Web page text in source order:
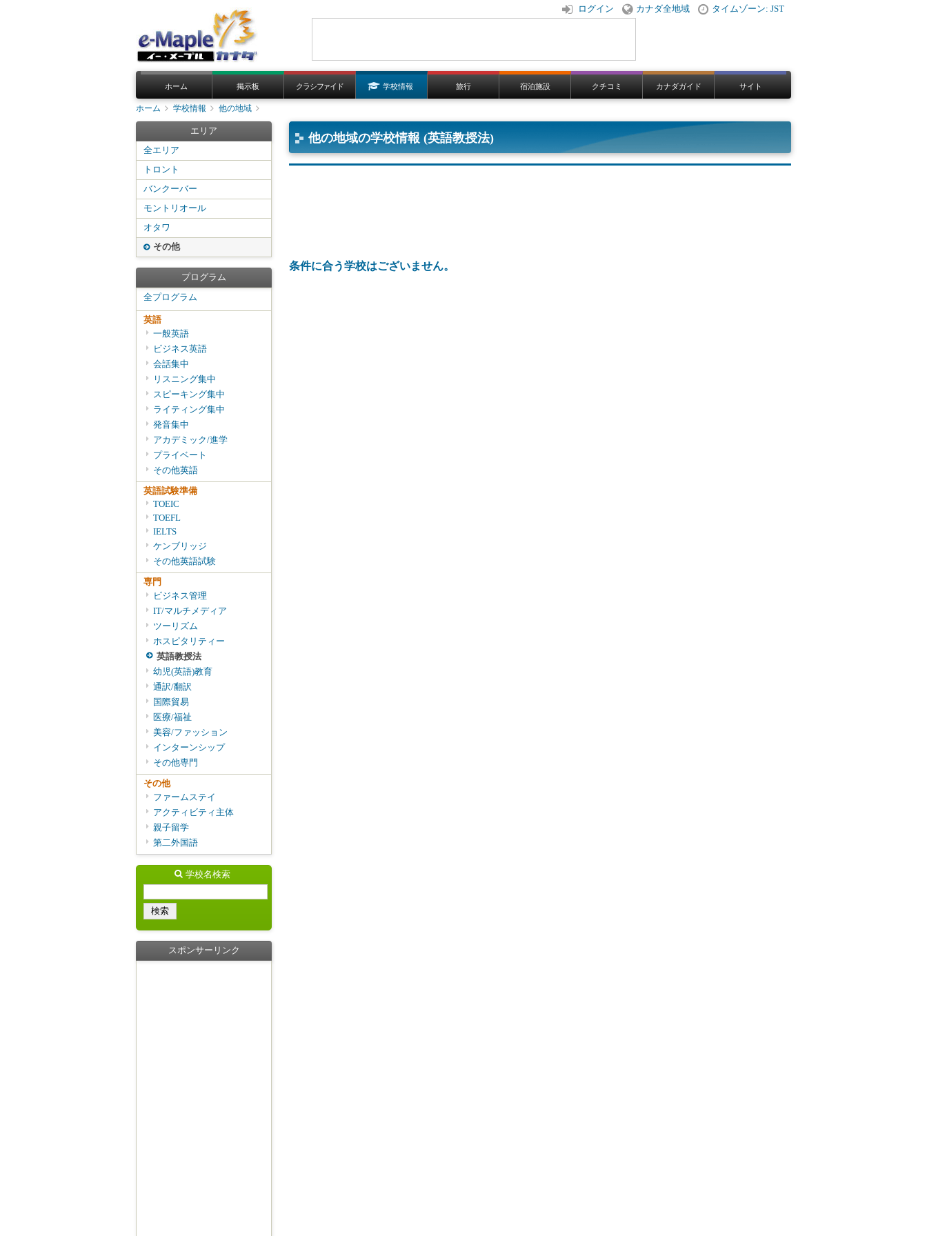
ログイン カナダ全地域 タイムゾーン: JST
ホーム 掲示板 クラシファイド 学校情報 旅行 宿泊施設 クチコミ カナダガイド サイト
ホーム 学校情報 他の地域
他の地域の学校情報 (英語教授法)
条件に合う学校はございません。
エリア
全エリア
トロント
バンクーバー
モントリオール
オタワ
その他
プログラム
全プログラム
英語
一般英語
ビジネス英語
会話集中
リスニング集中
スピーキング集中
ライティング集中
発音集中
アカデミック/進学
プライベート
その他英語
英語試験準備
TOEIC
TOEFL
IELTS
ケンブリッジ
その他英語試験
専門
ビジネス管理
IT/マルチメディア
ツーリズム
ホスピタリティー
英語教授法
幼児(英語)教育
通訳/翻訳
国際貿易
医療/福祉
美容/ファッション
インターンシップ
その他専門
その他
ファームステイ
アクティビティ主体
親子留学
第二外国語
学校名検索
スポンサーリンク